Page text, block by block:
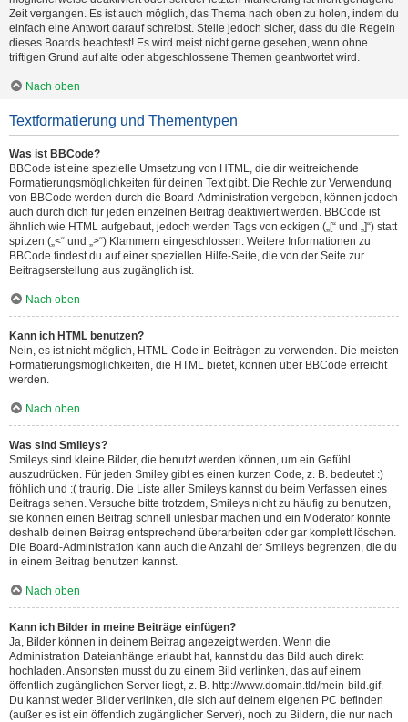
Zeit vergangen. Es ist auch möglich, das Thema nach oben zu holen, indem du
einfach eine Antwort darauf schreibst. Stelle jedoch sicher, dass du die Regeln
dieses Boards beachtest! Es wird meist nicht gerne gesehen, wenn ohne
triftigen Grund auf alte oder abgeschlossene Themen geantwortet wird.
Nach oben
Textformatierung und Thementypen
Was ist BBCode?
BBCode ist eine spezielle Umsetzung von HTML, die dir weitreichende
Formatierungsmöglichkeiten für deinen Text gibt. Die Rechte zur Verwendung
von BBCode werden durch die Board-Administration vergeben, können jedoch
auch durch dich für jeden einzelnen Beitrag deaktiviert werden. BBCode ist
ähnlich wie HTML aufgebaut, jedoch werden Tags von eckigen („[“ und „]“) statt
spitzen („<“ und „>“) Klammern eingeschlossen. Weitere Informationen zu
BBCode findest du auf einer speziellen Hilfe-Seite, die von der Seite zur
Beitragserstellung aus zugänglich ist.
Nach oben
Kann ich HTML benutzen?
Nein, es ist nicht möglich, HTML-Code in Beiträgen zu verwenden. Die meisten
Formatierungsmöglichkeiten, die HTML bietet, können über BBCode erreicht
werden.
Nach oben
Was sind Smileys?
Smileys sind kleine Bilder, die benutzt werden können, um ein Gefühl
auszudrücken. Für jeden Smiley gibt es einen kurzen Code, z. B. bedeutet :)
fröhlich und :( traurig. Die Liste aller Smileys kannst du beim Verfassen eines
Beitrags sehen. Versuche bitte trotzdem, Smileys nicht zu häufig zu benutzen,
sie können einen Beitrag schnell unlesbar machen und ein Moderator könnte
deshalb deinen Beitrag entsprechend überarbeiten oder gar komplett löschen.
Die Board-Administration kann auch die Anzahl der Smileys begrenzen, die du
in einem Beitrag benutzen kannst.
Nach oben
Kann ich Bilder in meine Beiträge einfügen?
Ja, Bilder können in deinem Beitrag angezeigt werden. Wenn die
Administration Dateianhänge erlaubt hat, kannst du das Bild auch direkt
hochladen. Ansonsten musst du zu einem Bild verlinken, das auf einem
öffentlich zugänglichen Server liegt, z. B. http://www.domain.tld/mein-bild.gif.
Du kannst weder Bilder verlinken, die sich auf deinem eigenen PC befinden
(außer es ist ein öffentlich zugänglicher Server), noch zu Bildern, die nur nach